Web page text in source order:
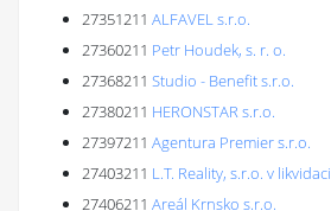
27351211 ALFAVEL s.r.o.
27360211 Petr Houdek, s. r. o.
27368211 Studio - Benefit s.r.o.
27380211 HERONSTAR s.r.o.
27397211 Agentura Premier s.r.o.
27403211 L.T. Reality, s.r.o. v likvidaci
27406211 Areál Krnsko s.r.o.